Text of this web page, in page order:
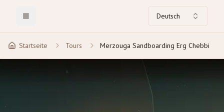
Toggle Menu Deutsch
Startseite Tours Merzouga Sandboarding Erg Chebbi